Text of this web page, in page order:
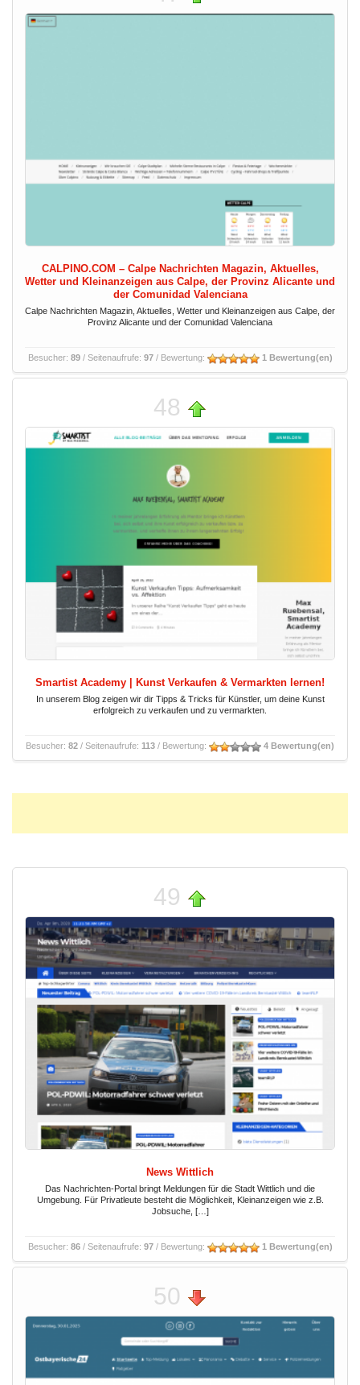
CALPINO.COM – Calpe Nachrichten Magazin, Aktuelles,
Wetter und Kleinanzeigen aus Calpe, der Provinz Alicante und
der Comunidad Valenciana
Calpe Nachrichten Magazin, Aktuelles, Wetter und Kleinanzeigen aus Calpe, der
Provinz Alicante und der Comunidad Valenciana
Besucher: 89/ Seitenaufrufe: 97/ Bewertung: 1 Bewertung(en)
48
Smartist Academy | Kunst Verkaufen & Vermarkten lernen!
In unserem Blog zeigen wir dir Tipps & Tricks für Künstler, um deine Kunst
erfolgreich zu verkaufen und zu vermarkten.
Besucher: 82 / Seitenaufrufe: 113 / Bewertung: 4 Bewertung(en)
49
News Wittlich
Das Nachrichten-Portal bringt Meldungen für die Stadt Wittlich und die
Umgebung. Für Privatleute besteht die Möglichkeit, Kleinanzeigen wie z.B.
Jobsuche, […]
Besucher: 86/ Seitenaufrufe: 97/ Bewertung: 1 Bewertung(en)
50